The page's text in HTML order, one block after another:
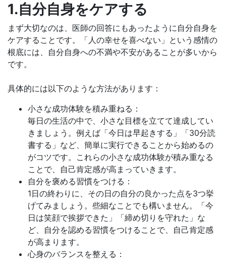
1.自分自身をケアする
まず大切なのは、医師の回答にもあったように自分自身を
ケアすることです。「人の幸せを喜べない」という感情の
根底には、自分自身への不満や不安があることが多いから
です。
具体的には以下のような方法があります：
小さな成功体験を積み重ねる：
毎日の生活の中で、小さな目標を立てて達成してい
きましょう。例えば「今日は早起きする」「30分読
書する」など、簡単に実行できることから始めるの
がコツです。これらの小さな成功体験が積み重なる
ことで、自己肯定感が高まっていきます。
自分を褒める習慣をつける：
1日の終わりに、その日の自分の良かった点を3つ挙
げてみましょう。些細なことでも構いません。「今
日は笑顔で挨拶できた」「締め切りを守れた」な
ど、自分を認める習慣をつけることで、自己肯定感
が高まります。
心身のバランスを整える：